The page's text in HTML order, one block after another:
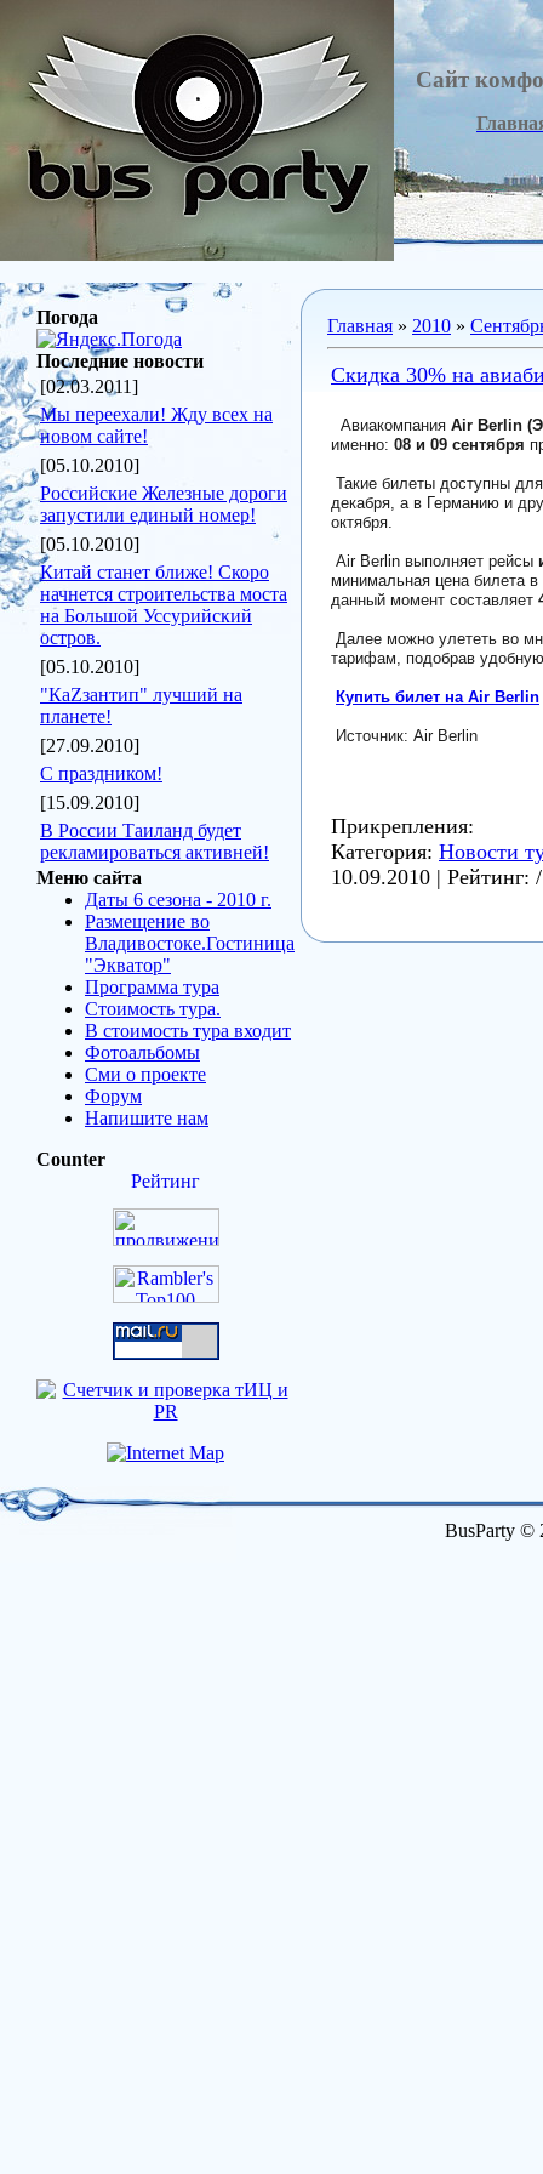
Сайт
Погода
Последние новости
[02.03.2011]
Мы переехали! Жду всех на
новом сайте!
[05.10.2010]
Российские Железные дороги
запустили единый номер!
[05.10.2010]
Китай станет ближе! Скоро
начнется строительства моста
на Большой Уссурийский
остров.
[05.10.2010]
"КаZзантип" лучший на
планете!
[27.09.2010]
C праздником!
[15.09.2010]
В России Таиланд будет
рекламироваться активней!
Меню сайта
Даты 6 сезона - 2010 г.
Размещение во
Владивостоке.Гостиница
"Экватор"
Программа тура
Стоимость тура.
В стоимость тура входит
Фотоальбомы
Сми о проекте
Форум
Напишите нам
Counter
Главная » 2010 »
Скидка 30% на
Авиакомпания Air Berlin
именно: 08 и 09 сентября
Такие билеты доступны
декабря, а в Германию и
октября.
Air Berlin выполняет рейсы
минимальная цена билета
данный момент составляет
Далее можно улететь во
тарифам, подобрав
Купить билет на Air Berlin
Источник: Air Berlin
Прикрепления:
Категория: Новости
10.09.2010 | Рейтинг:
BusParty ©